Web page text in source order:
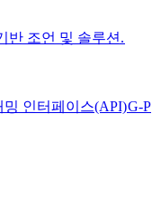
반 조언 및 솔루션.​​
밍 인터페이스(API)​​G-P